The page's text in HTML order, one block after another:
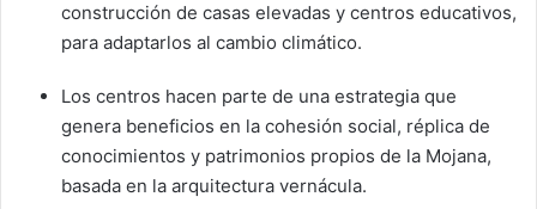
construcción de casas elevadas y centros educativos,
para adaptarlos al cambio climático.
Los centros hacen parte de una estrategia que
genera beneficios en la cohesión social, réplica de
conocimientos y patrimonios propios de la Mojana,
basada en la arquitectura vernácula.